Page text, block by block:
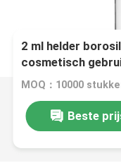
2 ml helder
cosmetisch
MOQ：10000
Beste